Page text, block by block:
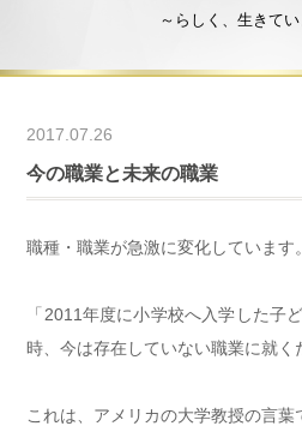
～らしく、生きて
2017.07.26
今の職業と未来の職業
職種・職業が急激に変化しています。
「2011年度に小学校へ入学した子
時、今は存在していない職業に就く
これは、アメリカの大学教授の言葉